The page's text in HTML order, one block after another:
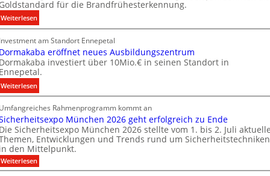
r
g
y
w
i
r
d
z
u
r
e
i
g
e
n
r
I
n
v
e
s
t
i
t
i
o
n
s
p
a
für die Brandfrühesterkennung.
Weiterlesen:
D
i
g
i
t
a
l
e
B
r
a
n
d
am Standort Ennepetal
eröffnet neues Ausbildungszentrum
investiert über 10Mio.€ in seinen Standort in
Weiterlesen:
D
o
r
m
a
k
a
Rahmenprogramm kommt an
München 2026 geht erfolgreich zu Ende
Sicherheitsexpo München 2026 stellte vom 1. bis 2. Juli
Entwicklungen und Trends rund um Sicherheitstechniken
den Mittelpunkt.
Weiterlesen:
S